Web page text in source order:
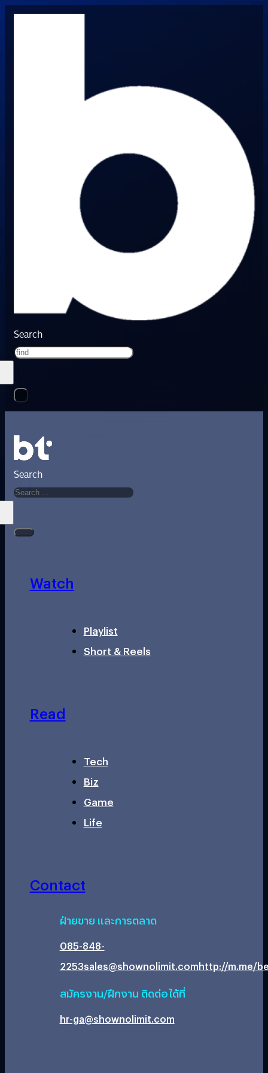
Search
Search
Watch
Playlist
Short & Reels
Read
Tech
Biz
Game
Life
Contact
ฝ่ายขาย และการตลาด
085-848-
2253sales@shownolimit.comhttp://m.me/
สมัครงาน/ฝึกงาน ติดต่อได้ที่
hr-ga@shownolimit.com